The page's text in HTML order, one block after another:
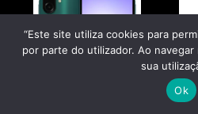
“Este site utiliza cookies para
por parte do utilizador. Ao
sua
Ok